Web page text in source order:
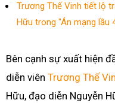
Trương Thế Vinh tiết lộ
Hữu trong "Án mạng lầu
Bên cạnh sự xuất hiện
diễn viên Trương Thế
Hữu, đạo diễn Nguyễn